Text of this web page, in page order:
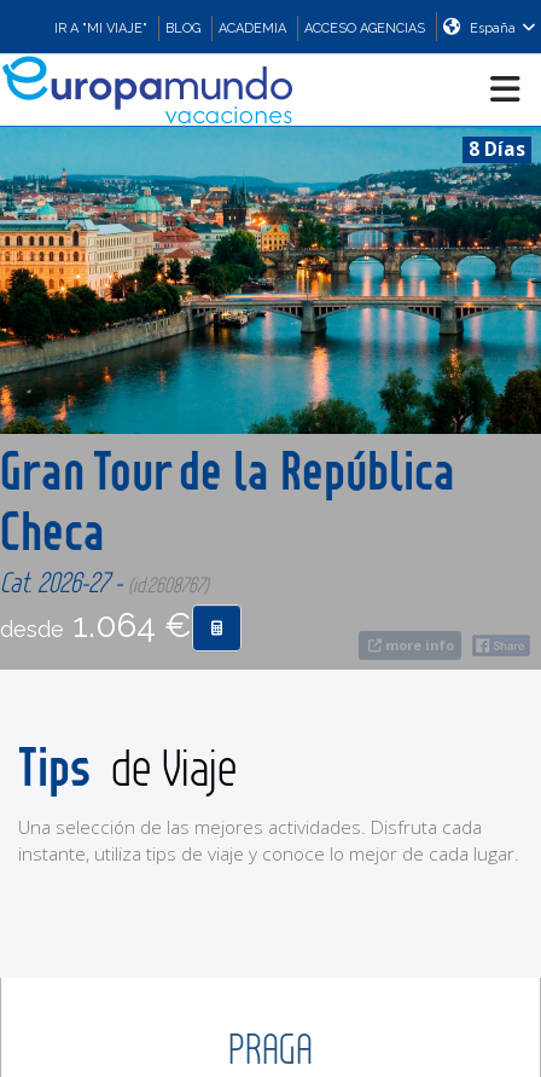
IR A "MI VIAJE" BLOG ACADEMIA ACCESO AGENCIAS España
EUROPA
ASIA
ORIENTE
PROMOCIONES
CONTACTO
8 Días
more info
Gran Tour de la República
Checa
Cat. 2026-27 - (id:2608767)
desde 1.064 €
Tips de Viaje
Una selección de las mejores actividades. Disfruta cada
instante, utiliza tips de viaje y conoce lo mejor de cada lugar.
PRAGA